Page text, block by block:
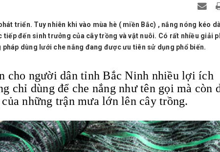
triển. Tuy nhiên khi vào mùa hè ( miền Bắc) , nắng nóng kéo
đến sinh trưởng của cây trồng và vật nuôi. Có rất nhiều giải
dùng lưới che nắng đang được ưu tiên sử dụng phổ biến.
cho người dân tỉnh Bắc Ninh nhiều lợi ích
chỉ dùng để che nắng như tên gọi mà còn
những trận mưa lớn lên cây trồng.